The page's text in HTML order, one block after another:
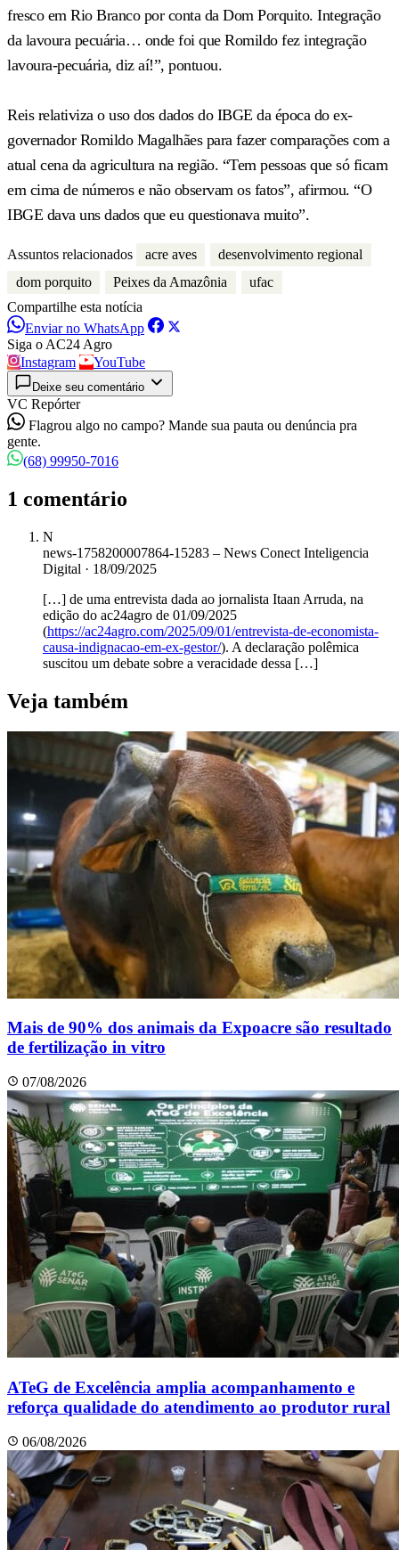
fresco em Rio Branco por conta da Dom Porquito. Integração
da lavoura pecuária… onde foi que Romildo fez integração
lavoura-pecuária, diz aí!”, pontuou.
Reis relativiza o uso dos dados do IBGE da época do ex-
governador Romildo Magalhães para fazer comparações com a
atual cena da agricultura na região. “Tem pessoas que só ficam
em cima de números e não observam os fatos”, afirmou. “O
IBGE dava uns dados que eu questionava muito”.
Assuntos relacionados acre aves
desenvolvimento regional
dom porquito
Peixes da Amazônia
ufac
Compartilhe esta notícia
Enviar no WhatsApp
Siga o AC24 Agro
Instagram
YouTube
Deixe seu comentário
VC Repórter
Flagrou algo no campo? Mande sua pauta ou denúncia pra
gente.
(68) 99950-7016
1 comentário
N
news-1758200007864-15283 – News Conect Inteligencia
Digital · 18/09/2025
[…] de uma entrevista dada ao jornalista Itaan Arruda, na
edição do ac24agro de 01/09/2025
(https://ac24agro.com/2025/09/01/entrevista-de-economista-
causa-indignacao-em-ex-gestor/). A declaração polêmica
suscitou um debate sobre a veracidade dessa […]
Veja também
Mais de 90% dos animais da Expoacre são resultado
de fertilização in vitro
07/08/2026
ATeG de Excelência amplia acompanhamento e
reforça qualidade do atendimento ao produtor rural
06/08/2026